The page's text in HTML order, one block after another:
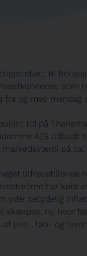
BI
som
fra og med mandag
tid på
A/S udbudt
på
tilfredstillende
har købt
yder betydelig
skærpes, nu hvor
pris-, løn- og